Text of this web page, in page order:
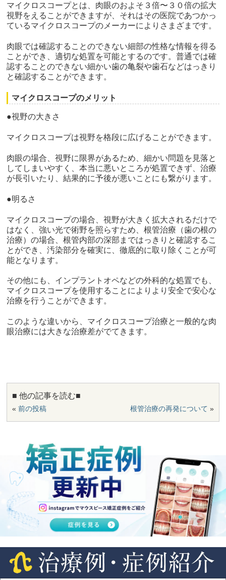
マイクロスコープとは、肉眼のおよそ３倍〜３０倍の拡大
視野をえることができますが、それはその医院であつかっ
ているマイクロスコープのメーカーによりさまざまです。
肉眼では確認することのできない細部の性格な情報を得る
ことができ、適切な処置を可能とするのです。普通では確
認することのできない細かい歯の亀裂や歯石などはっきり
と確認することができます。
マイクロスコープのメリット
●視野の大きさ
マイクロスコープは視野を格段に広げることができます。
肉眼の場合、視野に限界があるため、細かい問題を見落と
してしまいやすく、本当に悪いところが処置できず、治療
が長引いたり、結果的に予後が悪いことにも繋がります。
●明るさ
マイクロスコープの場合、視野が大きく拡大されるだけで
はなく、強い光で術野を照らすため、根管治療（歯の根の
治療）の場合、根管内部の深部まではっきりと確認するこ
とができ、汚染部分を確実に、徹底的に取り除くことが可
能となります。
その他にも、インプラントオペなどの外科的な処置でも、
マイクロスコープを使用することによりより安全で安心な
治療を行うことができます。
このような違いから、マイクロスコープ治療と一般的な肉
眼治療には大きな治療差がでてきます。
■ 他の記事を読む■
«前の投稿 根管治療の再発について »